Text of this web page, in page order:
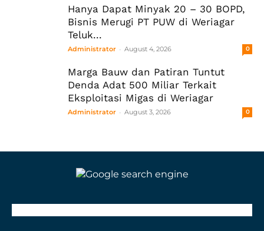
Hanya Dapat Minyak 20 – 30 BOPD,
Bisnis Merugi PT PUW di Weriagar
Teluk...
Administrator - August 4, 2026 0
Marga Bauw dan Patiran Tuntut
Denda Adat 500 Miliar Terkait
Eksploitasi Migas di Weriagar
Administrator - August 3, 2026 0